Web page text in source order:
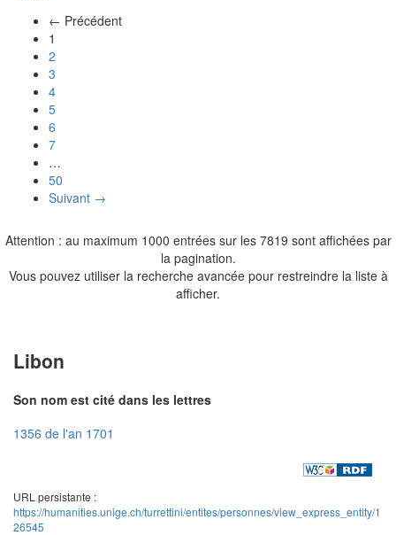
← Précédent
1
2
3
4
5
6
7
…
50
Suivant →
Attention : au maximum 1000 entrées sur les 7819 sont affichées par
la pagination.
Vous pouvez utiliser la recherche avancée pour restreindre la liste à
afficher.
Libon
Son nom est cité dans les lettres
1356 de l'an 1701
URL persistante :
https://humanities.unige.ch/turrettini/entites/personnes/view_express_entity/1
26545